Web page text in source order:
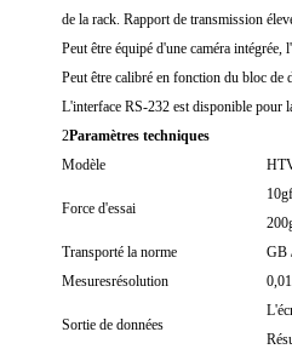
de la rack. Rapport de transmission
Peut être équipé d'une caméra intégrée,
Peut être calibré en fonction du bloc de
L'interface RS-232 est disponible pour
2Paramètres techniques
Modèle
Force d'essai
Transporté la norme
GB
Mesuresrésolution
Sortie de données